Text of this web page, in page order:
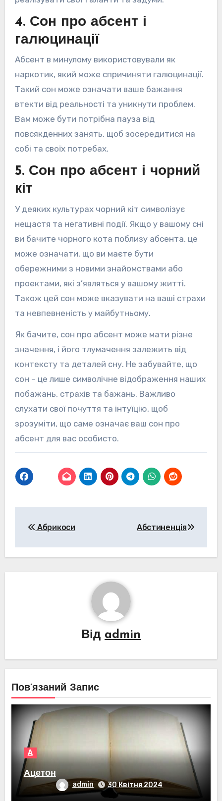
4. Сон про абсент і
галюцинації
Абсент в минулому використовували як
наркотик, який може спричиняти галюцинації.
Такий сон може означати ваше бажання
втекти від реальності та уникнути проблем.
Вам може бути потрібна пауза від
повсякденних занять, щоб зосередитися на
собі та своїх потребах.
5. Сон про абсент і чорний
кіт
У деяких культурах чорний кіт символізує
нещастя та негативні події. Якщо у вашому сні
ви бачите чорного кота поблизу абсента, це
може означати, що ви маєте бути
обережними з новими знайомствами або
проектами, які з’являться у вашому житті.
Також цей сон може вказувати на ваші страхи
та невпевненість у майбутньому.
Як бачите, сон про абсент може мати різне
значення, і його тлумачення залежить від
контексту та деталей сну. Не забувайте, що
сон – це лише символічне відображення наших
побажань, страхів та бажань. Важливо
слухати свої почуття та інтуїцію, щоб
зрозуміти, що саме означає ваш сон про
абсент для вас особисто.
записів
Абрикоси Абстиненція
Від admin
Пов’язаний Запис
А
Ацетон
admin 30 Квітня 2024